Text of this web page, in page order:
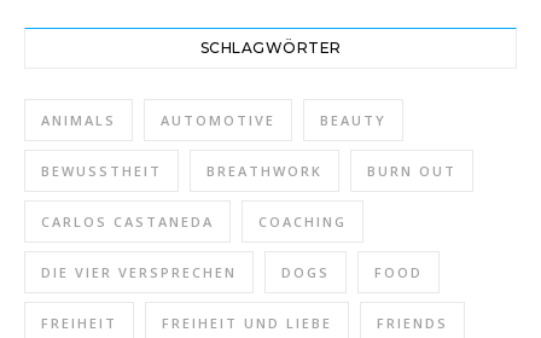
SCHLAGWÖRTER
ANIMALS AUTOMOTIVE BEAUTY
BEWUSSTHEIT BREATHWORK BURN OUT
CARLOS CASTANEDA COACHING
DIE VIER VERSPRECHEN DOGS FOOD
FREIHEIT FREIHEIT UND LIEBE FRIENDS